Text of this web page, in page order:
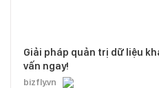
Giải pháp quản trị dữ liệu
vấn ngay!
bizfly.vn